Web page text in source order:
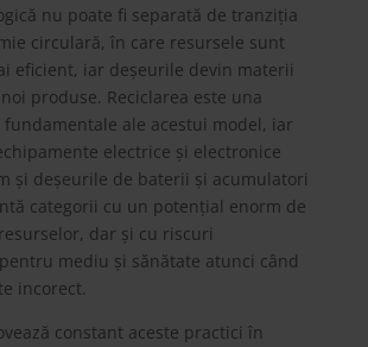
nu poate fi separată de tranziția
circulară, în care resursele sunt
eficient, iar deșeurile devin materii
produse. Reciclarea este una
ale acestui model, iar
electrice și electronice
și deșeurile de baterii și acumulatori
categorii cu un potențial enorm de
dar și cu riscuri
mediu și sănătate atunci când
incorect.
constant aceste practici în